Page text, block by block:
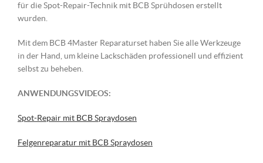
für die Spot-Repair-Technik mit BCB Sprühdosen erstellt
wurden.
Mit dem BCB 4Master Reparaturset haben Sie alle Werkzeuge
in der Hand, um kleine Lackschäden professionell und effizient
selbst zu beheben.
ANWENDUNGSVIDEOS:
Spot-Repair mit BCB Spraydosen
Felgenreparatur mit BCB Spraydosen